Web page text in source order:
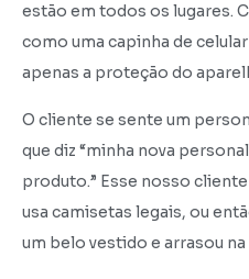
estão em todos os lugares.
como uma capinha de
apenas a proteção do
O cliente se sente um
que diz “minha nova
produto.” Esse nosso
usa camisetas legais, ou
um belo vestido e arrasou na